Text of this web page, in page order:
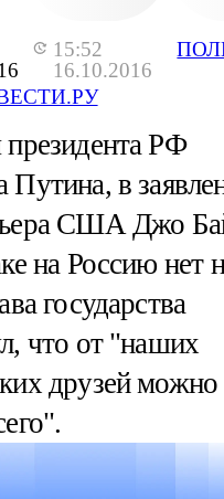
15:52
16.10.2016
РФ
Путина, в
США Джо
на Россию нет
государства
что от "наших
друзей можно